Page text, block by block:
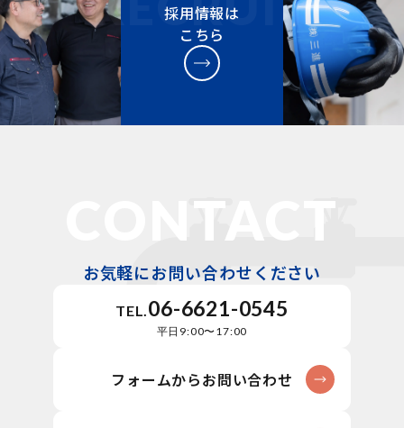
採用情報は
こちら
CONTACT
お気軽にお問い合わせください
TEL.06-6621-0545
平日9:00〜17:00
フォームからお問い合わせ